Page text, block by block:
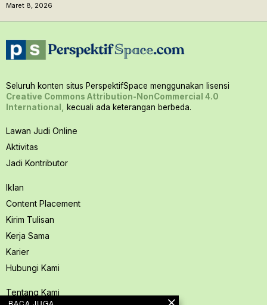
Maret 8, 2026
Seluruh konten situs PerspektifSpace menggunakan lisensi
Creative Commons Attribution-NonCommercial 4.0
International,
kecuali ada keterangan berbeda.
Lawan Judi Online
Aktivitas
Jadi Kontributor
Iklan
Content Placement
Kirim Tulisan
Kerja Sama
Karier
Hubungi Kami
Tentang Kami
BACA JUGA